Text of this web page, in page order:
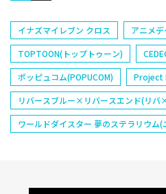
イナズマイレブン クロス
アニメ
TOPTOON(トップトゥーン)
ポッピュコム(POPUCOM)
Project
リバースブルー×リバースエンド(リバ
ワールドダイスター 夢のステラリウム(